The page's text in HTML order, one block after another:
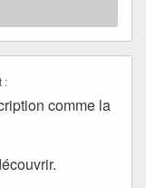
:
comme la